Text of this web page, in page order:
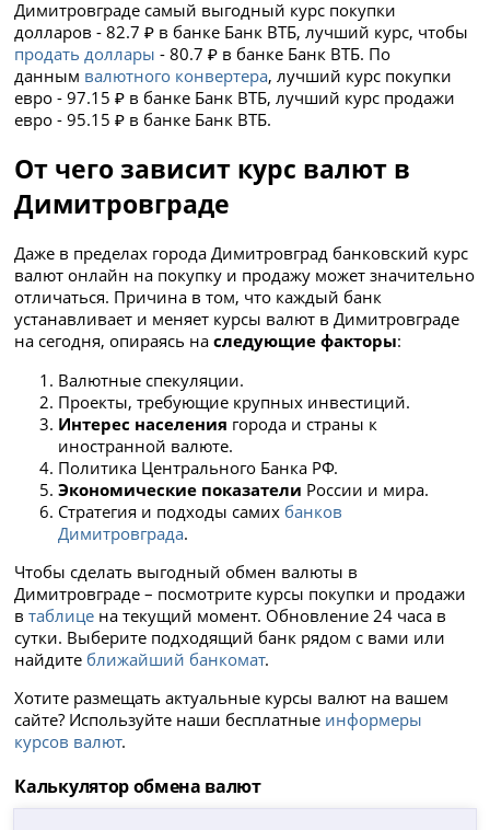
Димитровграде самый выгодный курс покупки
долларов - 82.7 ₽ в банке Банк ВТБ, лучший курс, чтобы
продать доллары - 80.7 ₽ в банке Банк ВТБ. По
данным валютного конвертера, лучший курс покупки
евро - 97.15 ₽ в банке Банк ВТБ, лучший курс продажи
евро - 95.15 ₽ в банке Банк ВТБ.
От чего зависит курс валют в
Димитровграде
Даже в пределах города Димитровград банковский курс
валют онлайн на покупку и продажу может значительно
отличаться. Причина в том, что каждый банк
устанавливает и меняет курсы валют в Димитровграде
на сегодня, опираясь наследующие факторы:
Валютные спекуляции.
Проекты, требующие крупных инвестиций.
Интерес населения города и страны к
иностранной валюте.
Политика Центрального Банка РФ.
Экономические показатели России и мира.
Стратегия и подходы самих банков
Димитровграда.
Чтобы сделать выгодный обмен валюты в
Димитровграде – посмотрите курсы покупки и продажи
втаблице на текущий момент. Обновление 24 часа в
сутки. Выберите подходящий банк рядом с вами или
найдите ближайший банкомат.
Хотите размещать актуальные курсы валют на вашем
сайте? Используйте наши бесплатные информеры
курсов валют.
Калькулятор обмена валют